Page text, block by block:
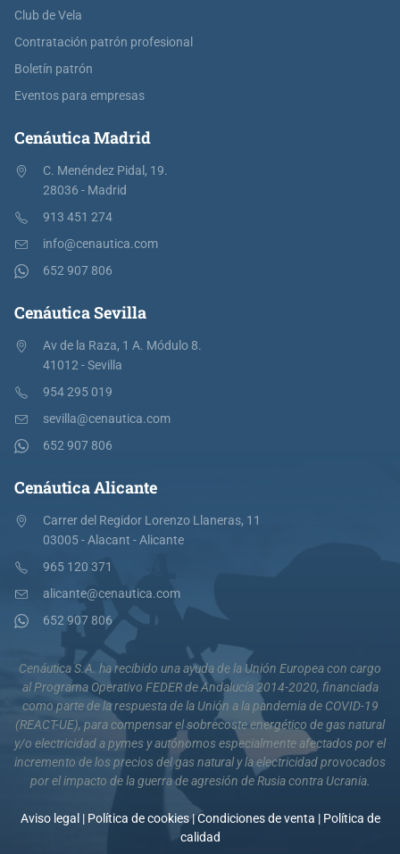
Club de Vela
Contratación patrón profesional
Boletín patrón
Eventos para empresas
Cenáutica Madrid
C. Menéndez Pidal, 19.
28036 - Madrid
913 451 274
info@cenautica.com
652 907 806
Cenáutica Sevilla
Av de la Raza, 1 A. Módulo 8.
41012 - Sevilla
954 295 019
sevilla@cenautica.com
652 907 806
Cenáutica Alicante
Carrer del Regidor Lorenzo Llaneras, 11
03005 - Alacant - Alicante
965 120 371
alicante@cenautica.com
652 907 806
Cenáutica S.A. ha recibido una ayuda de la Unión Europea con cargo
al Programa Operativo FEDER de Andalucía 2014-2020, financiada
como parte de la respuesta de la Unión a la pandemia de COVID-19
(REACT-UE), para compensar el sobrecoste energético de gas natural
y/o electricidad a pymes y autónomos especialmente afectados por el
incremento de los precios del gas natural y la electricidad provocados
por el impacto de la guerra de agresión de Rusia contra Ucrania.
Aviso legal| Política de cookies|Condiciones de venta | Política de
calidad